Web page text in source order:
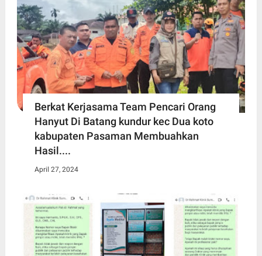
Berkat Kerjasama Team Pencari Orang
Hanyut Di Batang kundur kec Dua koto
kabupaten Pasaman Membuahkan
Hasil....
April 27, 2024